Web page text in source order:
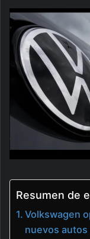
Resumen de
Volkswagen
nuevos